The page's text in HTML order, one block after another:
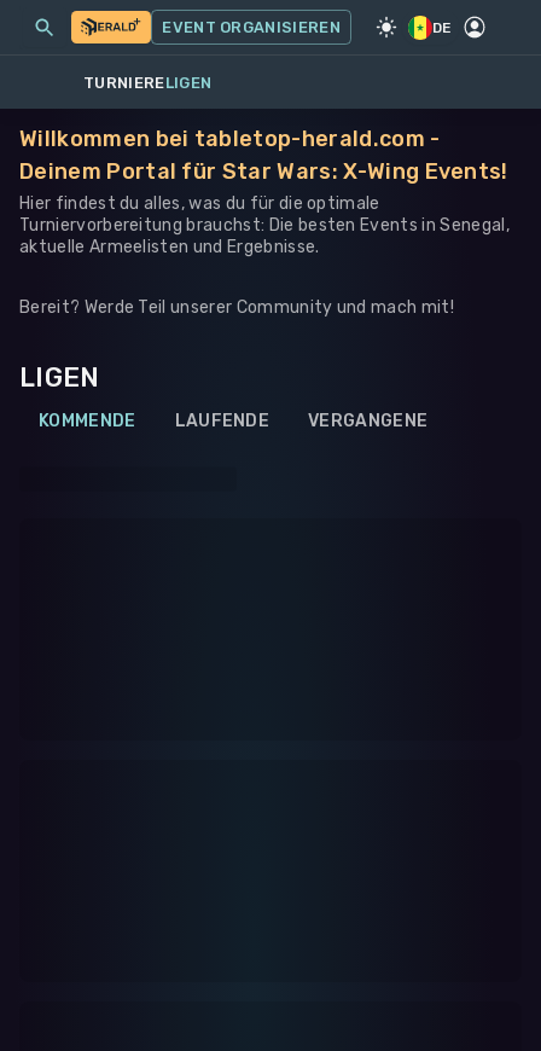
SPIEL·STAR WARS: X-WING
MEINE EVENTS MEHR
EVENT ORGANISIEREN DE
TURNIERELIGEN
Willkommen bei tabletop-herald.com -
Deinem Portal für Star Wars: X-Wing Events!
Hier findest du alles, was du für die optimale
Turniervorbereitung brauchst: Die besten Events in Senegal,
aktuelle Armeelisten und Ergebnisse.
Bereit? Werde Teil unserer Community und mach mit!
LIGEN
KOMMENDE LAUFENDE VERGANGENE